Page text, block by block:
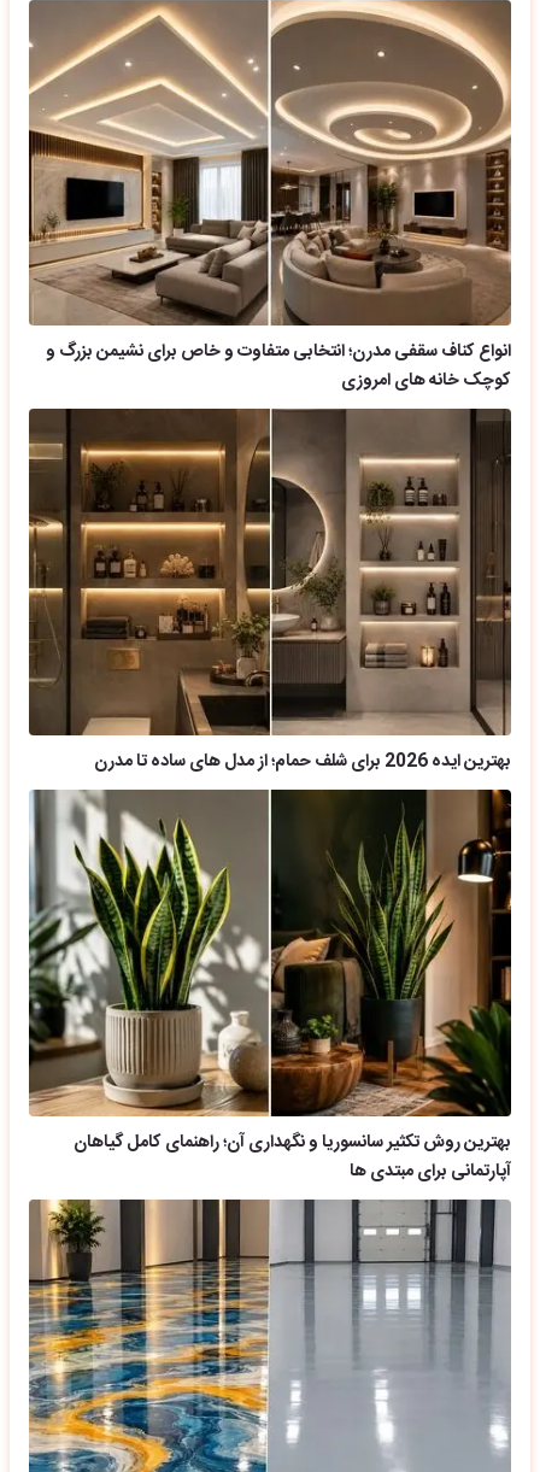
انواع کناف سقفی مدرن؛ انتخابی متفاوت و خاص برای نشیمن بزرگ و
کوچک خانه های امروزی
بهترین ایده 2026 برای شلف حمام؛ از مدل های ساده تا مدرن
بهترین روش تکثیر سانسوریا و نگهداری آن؛ راهنمای کامل گیاهان
آپارتمانی برای مبتدی ها